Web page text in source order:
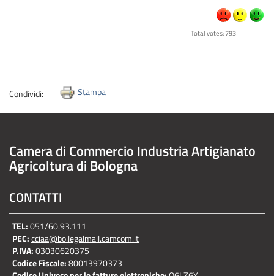
Total votes: 793
Condividi: Stampa
Camera di Commercio Industria Artigianato
Agricoltura di Bologna
CONTATTI
TEL:051/60.93.111
PEC:cciaa@bo.legalmail.camcom.it
P.IVA:03030620375
Codice Fiscale:80013970373